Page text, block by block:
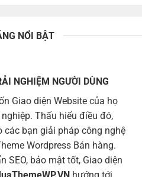
NỔI BẬT
NGHIỆM NGƯỜI DÙNG
Giao diện Website của họ
Thấu hiểu điều đó,
các bạn giải pháp công nghệ
Wordpress Bán hàng.
SEO, bảo mật tốt, Giao diện